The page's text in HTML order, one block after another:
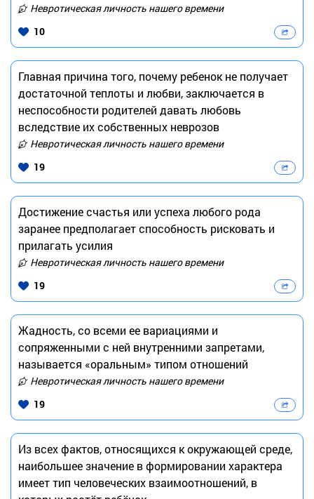
Невротическая личность нашего времени
10
Главная причина того, почему ребенок не получает
достаточной теплоты и любви, заключается в
неспособности родителей давать любовь
вследствие их собственных неврозов
Невротическая личность нашего времени
19
Достижение счастья или успеха любого рода
заранее предполагает способность рисковать и
прилагать усилия
Невротическая личность нашего времени
19
Жадность, со всеми ее вариациями и
сопряженными с ней внутренними запретами,
называется «оральным» типом отношений
Невротическая личность нашего времени
19
Из всех фактов, относящихся к окружающей среде,
наибольшее значение в формировании характера
имеет тип человеческих взаимоотношений, в